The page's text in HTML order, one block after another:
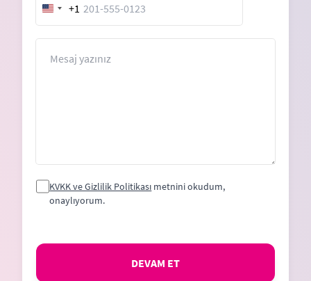
United
States
+1
KVKK ve Gizlilik Politikası metnini okudum,
onaylıyorum.
DEVAM ET